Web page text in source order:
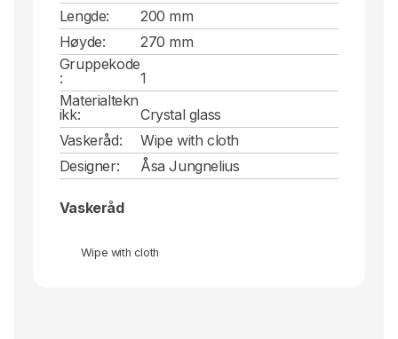
Lengde:
200 mm
Høyde:
270 mm
Gruppekode
:
1
Materialtekn
ikk:
Crystal glass
Vaskeråd:
Wipe with cloth
Designer:
Åsa Jungnelius
Vaskeråd
Wipe with cloth